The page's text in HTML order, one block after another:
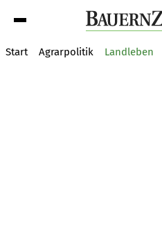
Start Agrarpolitik Landleben